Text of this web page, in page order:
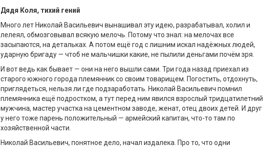
Дядя Коля, тихий гений
Много лет Николай Васильевич вынашивал эту идею, разрабатывал, холил и
лелеял, обмозговывал всякую мелочь. Потому что знал: на мелочах все
засыпаются, на детальках. А потом ещё год с лишним искал надёжных людей,
ударную бригаду — чтоб не мальчишки какие, не пылили деньгами почём зря.
И вот ведь как бывает — они на него вышли сами. Три года назад приехал из
старого южного города племянник со своим товарищем. Погостить, отдохнуть,
приглядеться, нельзя ли где подзаработать. Николай Васильевич помнил
племянника ещё подростком, а тут перед ним явился взрослый тридцатилетний
мужчина, мастер участка на цементном заводе, женат, отец двоих детей. И друг
у него тоже парень положительный — армейский капитан, что-то там по
хозяйственной части.
Николай Васильевич, понятное дело, начал издалека. Про то, что одни